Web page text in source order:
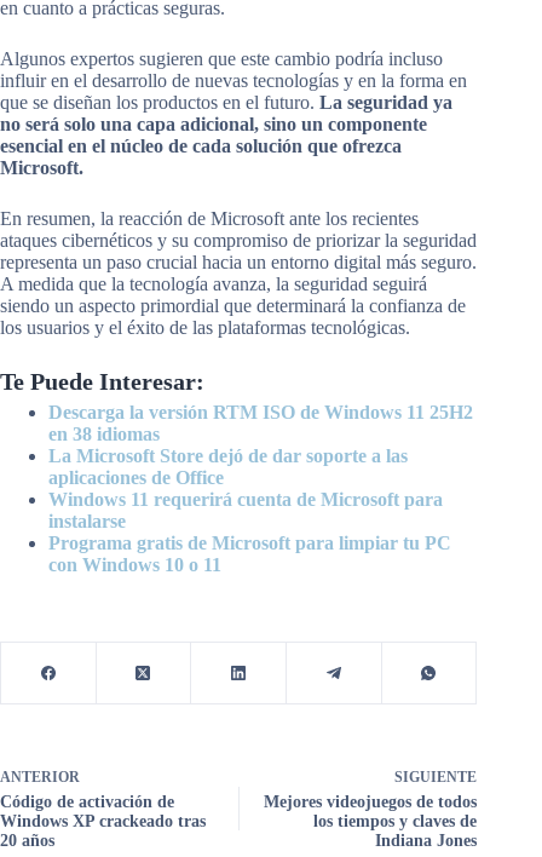
en cuanto a prácticas seguras.
Algunos expertos sugieren que este cambio podría incluso
influir en el desarrollo de nuevas tecnologías y en la forma en
que se diseñan los productos en el futuro. La seguridad ya
no será solo una capa adicional, sino un componente
esencial en el núcleo de cada solución que ofrezca
Microsoft.
En resumen, la reacción de Microsoft ante los recientes
ataques cibernéticos y su compromiso de priorizar la seguridad
representa un paso crucial hacia un entorno digital más seguro.
A medida que la tecnología avanza, la seguridad seguirá
siendo un aspecto primordial que determinará la confianza de
los usuarios y el éxito de las plataformas tecnológicas.
Te Puede Interesar:
Descarga la versión RTM ISO de Windows 11 25H2
en 38 idiomas
La Microsoft Store dejó de dar soporte a las
aplicaciones de Office
Windows 11 requerirá cuenta de Microsoft para
instalarse
Programa gratis de Microsoft para limpiar tu PC
con Windows 10 o 11
ANTERIOR
Código de activación de
Windows XP crackeado tras
20 años
SIGUIENTE
Mejores videojuegos de todos
los tiempos y claves de
Indiana Jones